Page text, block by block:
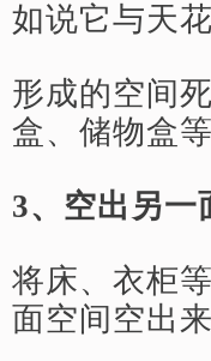
如说它与天
形成的空间
盒、储物盒
3、空出另一
将床、衣柜
面空间空出